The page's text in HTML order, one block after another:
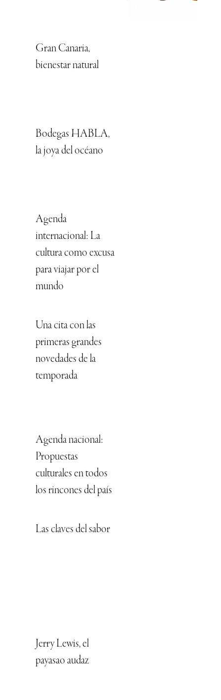
Gran Canaria,
bienestar natural
Bodegas HABLA,
la joya del océano
Agenda
internacional: La
cultura como excusa
para viajar por el
mundo
Una cita con las
primeras grandes
novedades de la
temporada
Agenda nacional:
Propuestas
culturales en todos
los rincones del país
Las claves del sabor
Jerry Lewis, el
payasao audaz